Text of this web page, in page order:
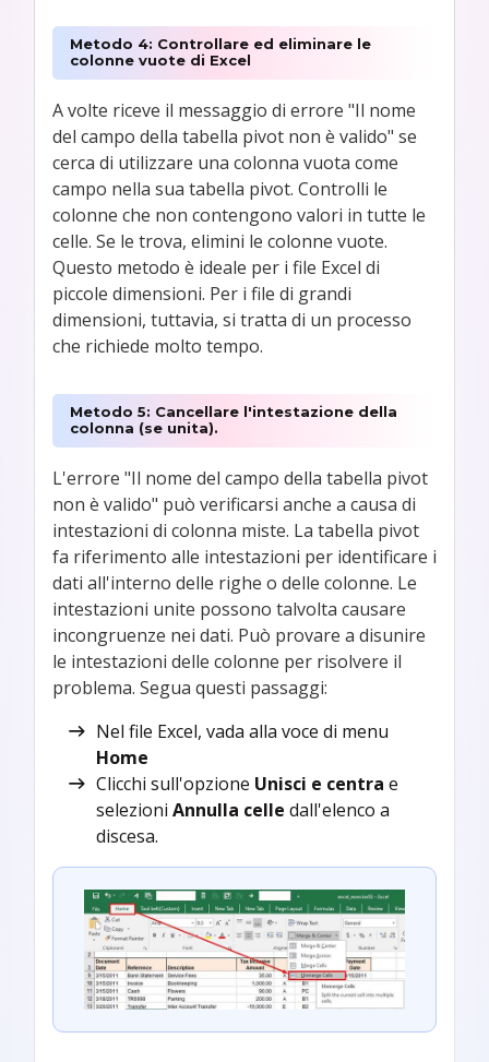
Metodo 4: Controllare ed eliminare le
colonne vuote di Excel
A volte riceve il messaggio di errore "Il nome
del campo della tabella pivot non è valido" se
cerca di utilizzare una colonna vuota come
campo nella sua tabella pivot. Controlli le
colonne che non contengono valori in tutte le
celle. Se le trova, elimini le colonne vuote.
Questo metodo è ideale per i file Excel di
piccole dimensioni. Per i file di grandi
dimensioni, tuttavia, si tratta di un processo
che richiede molto tempo.
Metodo 5: Cancellare l'intestazione della
colonna (se unita).
L'errore "Il nome del campo della tabella pivot
non è valido" può verificarsi anche a causa di
intestazioni di colonna miste. La tabella pivot
fa riferimento alle intestazioni per identificare i
dati all'interno delle righe o delle colonne. Le
intestazioni unite possono talvolta causare
incongruenze nei dati. Può provare a disunire
le intestazioni delle colonne per risolvere il
problema. Segua questi passaggi:
Nel file Excel, vada alla voce di menu
Home
Clicchi sull'opzione Unisci e centra e
selezioni Annulla celle dall'elenco a
discesa.